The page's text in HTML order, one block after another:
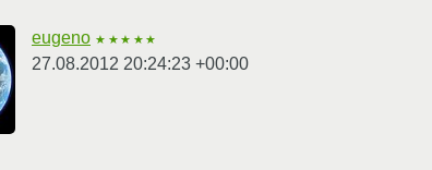
eugeno ★★★★★
27.08.2012 20:24:23 +00:00